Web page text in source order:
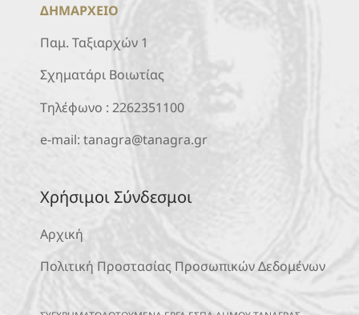
ΔΗΜΑΡΧΕΙΟ
Παμ. Ταξιαρχών 1
Σχηματάρι Βοιωτίας
Τηλέφωνο : 2262351100
e-mail: tanagra@tanagra.gr
Χρήσιμοι Σύνδεσμοι
Αρχική
Πολιτική Προστασίας Προσωπικών Δεδομένων